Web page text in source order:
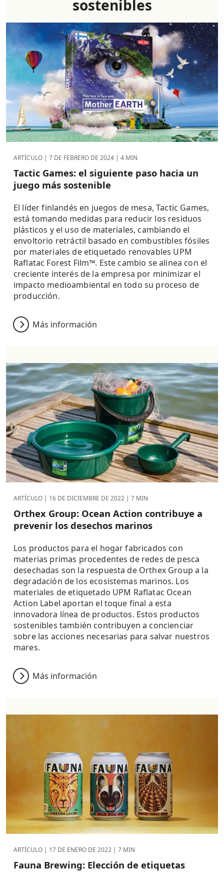
sostenibles
ARTÍCULO | 7 DE FEBRERO DE 2024 | 4 MIN
Tactic Games: el siguiente paso hacia un
juego más sostenible
El líder finlandés en juegos de mesa, Tactic Games,
está tomando medidas para reducir los residuos
plásticos y el uso de materiales, cambiando el
envoltorio retráctil basado en combustibles fósiles
por materiales de etiquetado renovables UPM
Raflatac Forest Film™. Este cambio se alinea con el
creciente interés de la empresa por minimizar el
impacto medioambiental en todo su proceso de
producción.
Más información
ARTÍCULO | 16 DE DICIEMBRE DE 2022 | 7 MIN
Orthex Group: Ocean Action contribuye a
prevenir los desechos marinos
Los productos para el hogar fabricados con
materias primas procedentes de redes de pesca
desechadas son la respuesta de Orthex Group a la
degradación de los ecosistemas marinos. Los
materiales de etiquetado UPM Raflatac Ocean
Action Label aportan el toque final a esta
innovadora línea de productos. Estos productos
sostenibles también contribuyen a concienciar
sobre las acciones necesarias para salvar nuestros
mares.
Más información
ARTÍCULO | 17 DE ENERO DE 2022 | 7 MIN
Fauna Brewing: Elección de etiquetas